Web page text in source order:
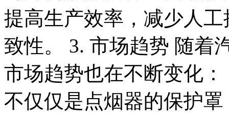
提高生产效率，减少人
致性。 3. 市场趋势 随着
市场趋势也在不断变化
不仅仅是点烟器的保护